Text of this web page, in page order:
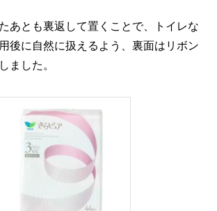
あとも裏返して置くことで、トイレな
後に自然に扱えるよう、裏面はリボン
ました。